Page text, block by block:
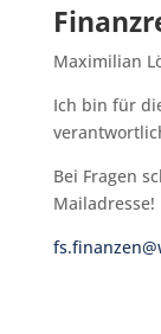
Maximilian
Ich bin für
Bei Fragen
Mailadresse!